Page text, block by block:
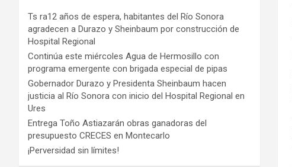
Ts ra12 años de espera, habitantes del Río Sonora
agradecen a Durazo y Sheinbaum por construcción de
Hospital Regional
Continúa este miércoles Agua de Hermosillo con
programa emergente con brigada especial de pipas
Gobernador Durazo y Presidenta Sheinbaum hacen
justicia al Río Sonora con inicio del Hospital Regional en
Ures
Entrega Toño Astiazarán obras ganadoras del
presupuesto CRECES en Montecarlo
¡Perversidad sin límites!